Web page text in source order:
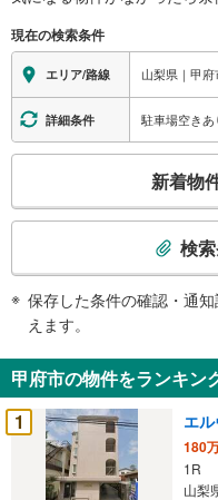
現在の検索条件
エリア/路線 山梨県｜甲府
詳細条件 駐車場空きあ
検
知
を
受
け
新着物
検
保存した条件の確認・通
えます。
甲府市の物件をランキン
1
エ
180
1R
山梨